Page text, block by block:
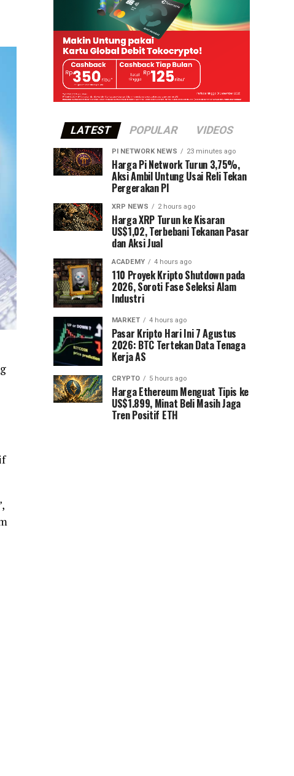
LATEST POPULAR VIDEOS
PI NETWORK NEWS 23 minutes ago
Harga Pi Network Turun 3,75%,
Aksi Ambil Untung Usai Reli Tekan
Pergerakan PI
XRP NEWS 2 hours ago
Harga XRP Turun ke Kisaran
US$1,02, Terbebani Tekanan Pasar
dan Aksi Jual
ACADEMY 4 hours ago
110 Proyek Kripto Shutdown pada
2026, Soroti Fase Seleksi Alam
Industri
MARKET 4 hours ago
Pasar Kripto Hari Ini 7 Agustus
2026: BTC Tertekan Data Tenaga
Kerja AS
CRYPTO 5 hours ago
Harga Ethereum Menguat Tipis ke
US$1.899, Minat Beli Masih Jaga
Tren Positif ETH